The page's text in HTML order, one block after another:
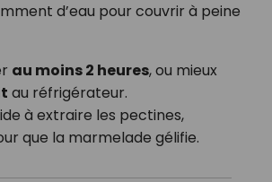
d’eau pour couvrir à peine
au moins 2 heures, ou mieux
au réfrigérateur.
à extraire les pectines,
que la marmelade gélifie.